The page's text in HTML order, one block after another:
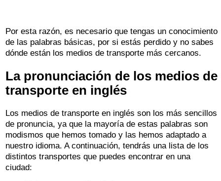
Por esta razón, es necesario que tengas un conocimiento
de las palabras básicas, por si estás perdido y no sabes
dónde están los medios de transporte más cercanos.
La pronunciación de los medios de
transporte en inglés
Los medios de transporte en inglés son los más sencillos
de pronuncia, ya que la mayoría de estas palabras son
modismos que hemos tomado y las hemos adaptado a
nuestro idioma. A continuación, tendrás una lista de los
distintos transportes que puedes encontrar en una
ciudad: